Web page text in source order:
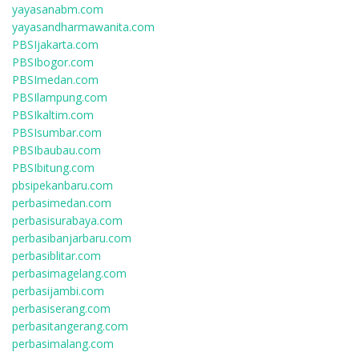
yayasanabm.com
yayasandharmawanita.com
PBSIjakarta.com
PBSIbogor.com
PBSImedan.com
PBSIlampung.com
PBSIkaltim.com
PBSIsumbar.com
PBSIbaubau.com
PBSIbitung.com
pbsipekanbaru.com
perbasimedan.com
perbasisurabaya.com
perbasibanjarbaru.com
perbasiblitar.com
perbasimagelang.com
perbasijambi.com
perbasiserang.com
perbasitangerang.com
perbasimalang.com